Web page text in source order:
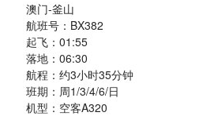
澳门-釜山
航班号：BX382
起飞：01:55
落地：06:30
航程：约3小时35分钟
班期：周1/3/4/6/日
机型：空客A320